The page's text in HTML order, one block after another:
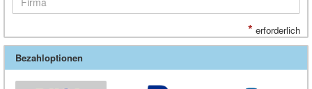
* erforderlich
Bezahloptionen